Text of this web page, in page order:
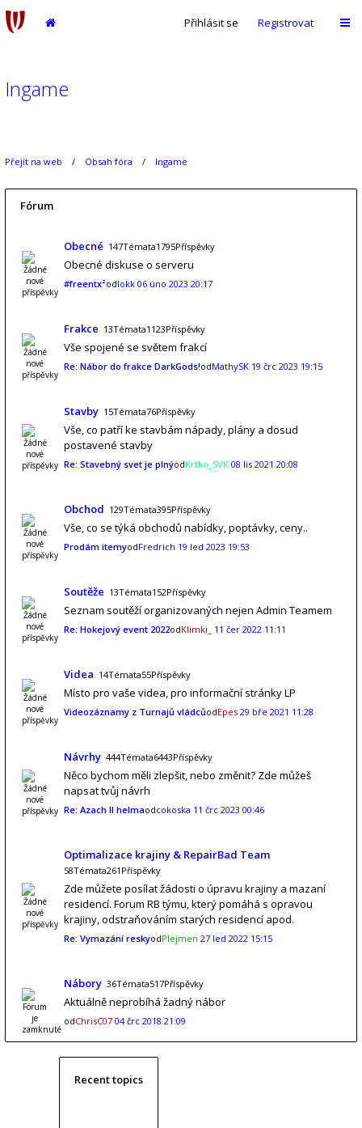
Přihlásit se Registrovat
Ingame
Přejít na web Obsah fóra Ingame
Fórum
Obecné 147Témata1795Příspěvky
Obecné diskuse o serveru
#freentx²odlokk 06 úno 2023 20:17
Frakce 13Témata1123Příspěvky
Vše spojené se světem frakcí
Re: Nábor do frakce DarkGods!odMathySK 19 črc 2023 19:15
Stavby 15Témata76Příspěvky
Vše, co patří ke stavbám nápady, plány a dosud
postavené stavby
Re: Stavebný svet je plnýodKrtko_SVK 08 lis 2021 20:08
Obchod 129Témata395Příspěvky
Vše, co se týká obchodů nabídky, poptávky, ceny..
Prodám itemyodFredrich 19 led 2023 19:53
Soutěže 13Témata152Příspěvky
Seznam soutěží organizovaných nejen Admin Teamem
Re: Hokejový event 2022odKlimki_ 11 čer 2022 11:11
Videa 14Témata55Příspěvky
Místo pro vaše videa, pro informační stránky LP
Videozáznamy z Turnajů vládcůodEpes 29 bře 2021 11:28
Návrhy 444Témata6443Příspěvky
Něco bychom měli zlepšit, nebo změnit? Zde můžeš
napsat tvůj návrh
Re: Azach II helmaodcokoska 11 črc 2023 00:46
Optimalizace krajiny & RepairBad Team
58Témata261Příspěvky
Zde můžete posílat žádosti o úpravu krajiny a mazaní
residencí. Forum RB týmu, který pomáhá s opravou
krajiny, odstraňováním starých residencí apod.
Re: Vymazání reskyodPlejmen 27 led 2022 15:15
Nábory 36Témata517Příspěvky
Aktuálně neprobíhá žadný nábor
odChrisC07 04 črc 2018 21:09
Recent topics